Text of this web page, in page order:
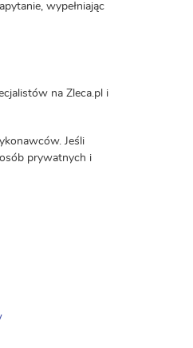
wypełniając
na Zleca.pl i
Jeśli
prywatnych i